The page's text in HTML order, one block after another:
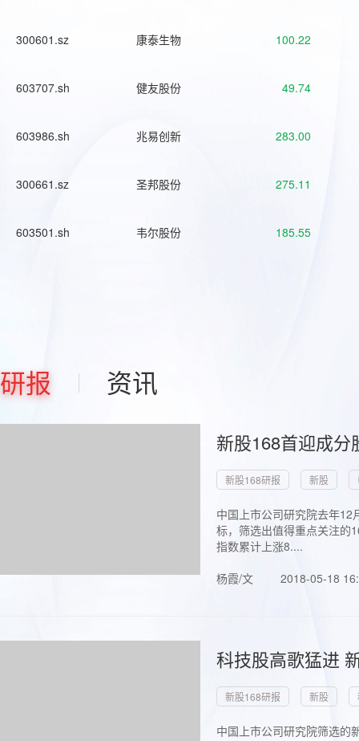
300601.sz 康泰生物 100.22
603707.sh 健友股份 49.74
603986.sh 兆易创新 283.00
300661.sz 圣邦股份 275.11
603501.sh 韦尔股份 185.55
研报 资讯
新股168首迎成
新股168研报 新股
中国上市公司研究院去年
标，筛选出值得重点关注的
指数累计上涨8....
杨霞/文
2018-05-18
科技股高歌猛进
新股168研报 新股
中国上市公司研究院筛选的